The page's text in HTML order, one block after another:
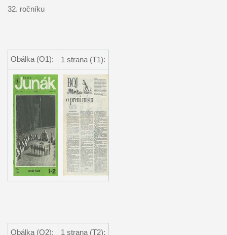
32. ročníku
Obálka (O1): 1 strana (T1):
Obálka (O2): 1 strana (T2):